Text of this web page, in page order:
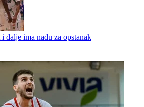
Bosna i Hercegovina sa tri predstavnika